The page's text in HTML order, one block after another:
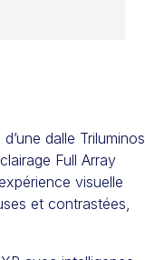
dalle Triluminos
Full Array
visuelle
et contrastées,